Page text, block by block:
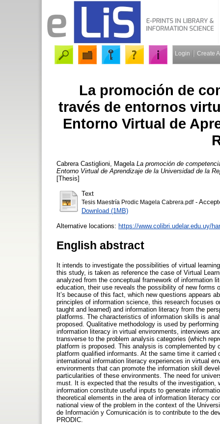
Login Create
La promoción de
través de entornos
Entorno Virtual de
Cabrera Castiglioni, Magela La promoción de
Entorno Virtual de Aprendizaje de la Universidad de la
[Thesis]
Text
Tesis Maestría Prodic Magela Cabrera.pdf-
Download (1MB)
Alternative locations: https://www.colibri.udelar.edu.uy/
English abstract
It intends to investigate the possibilities of virtual
this study, is taken as reference the case of Virtual
analyzed from the conceptual framework of information
education, their use reveals the possibility of new forms
It’s because of this fact, which new questions appears
principles of information science, this research focuses
taught and learned) and information literacy from the
platforms. The characteristics of information skills is
proposed. Qualitative methodology is used by
information literacy in virtual environments, interviews
transverse to the problem analysis categories (which
platform is proposed. This analysis is complemented by
platform qualified informants. At the same time it
international information literacy experiences in virtual
environments that can promote the information skill
particularities of these environments. The need for
must. It is expected that the results of the
information constitute useful inputs to generate
theoretical elements in the area of information literacy
national view of the problem in the context of the
de Información y Comunicación is to contribute to the
PRODIC.